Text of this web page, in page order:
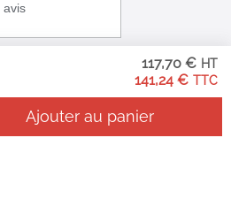
141,24 €
117,70 €
Ajouter au panier
avis